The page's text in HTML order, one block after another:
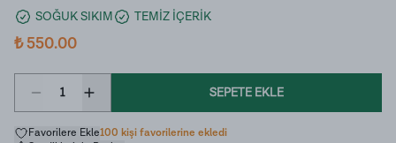
SOĞUK SIKIM
TEMİZ İÇERİK
₺ 550.00
1 SEPETE EKLE
Favorilere Ekle100 kişi favorilerine ekledi